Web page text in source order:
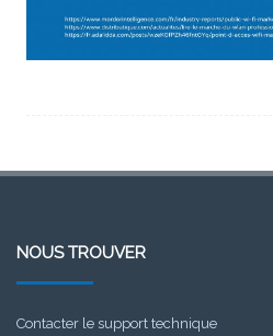
NOUS TROUVER
Contacter le support technique